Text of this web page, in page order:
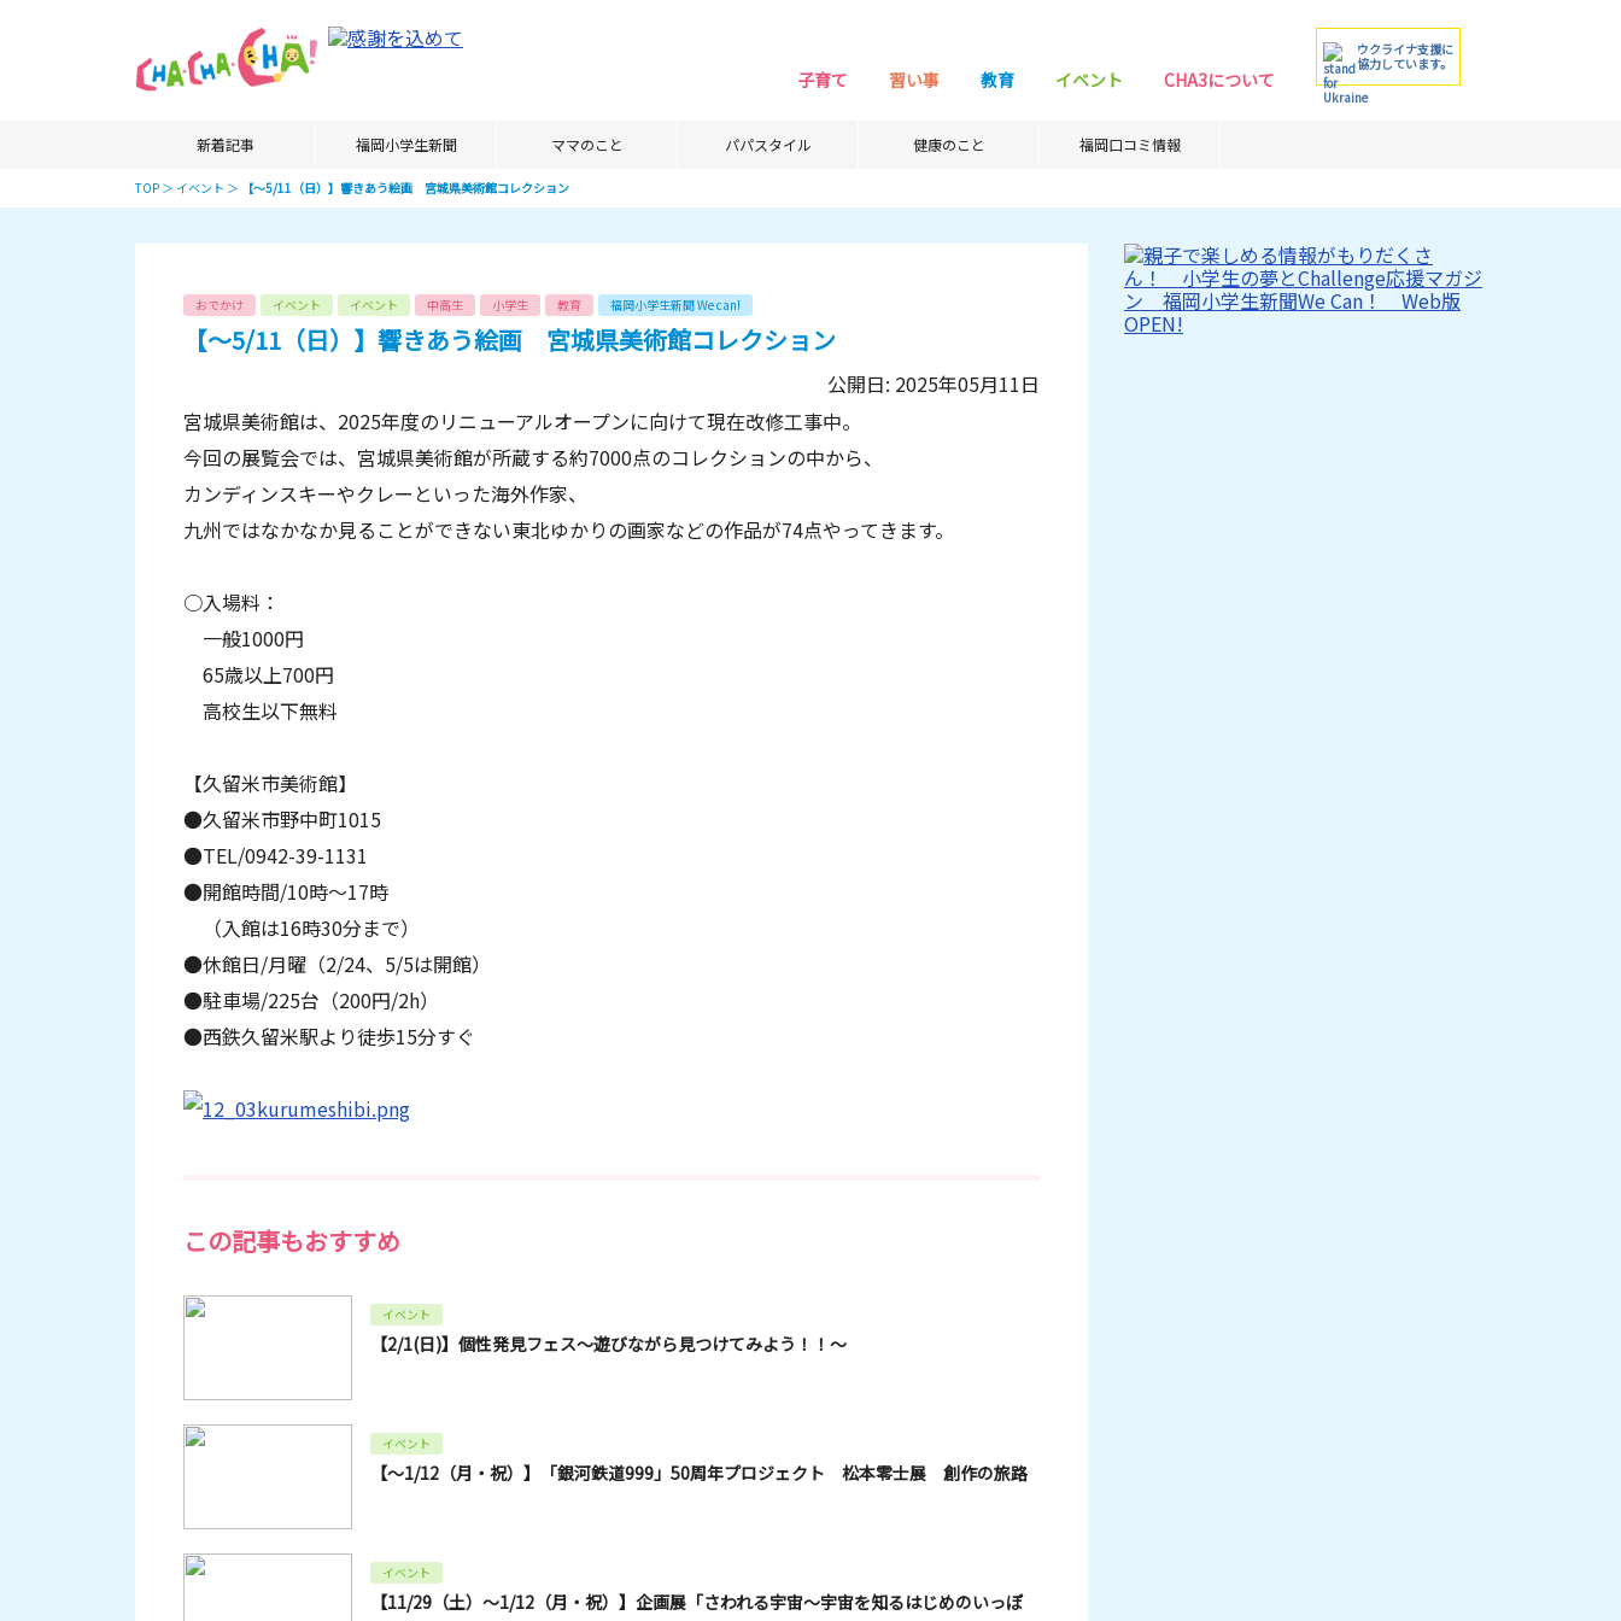
子育て 習い事 教育 イベント CHA3について
ウクライナ支援に
協力しています。
新着記事 福岡小学生新聞 ママのこと パパスタイル 健康のこと 福岡口コミ情報
TOP ＞ イベント ＞ 【〜5/11（日）】響きあう絵画 宮城県美術館コレクション
おでかけ イベント イベント 中高生 小学生 教育 福岡小学生新聞 We can!
【〜5/11（日）】響きあう絵画 宮城県美術館コレクション
公開日: 2025年05月11日
宮城県美術館は、2025年度のリニューアルオープンに向けて現在改修工事中。
今回の展覧会では、宮城県美術館が所蔵する約7000点のコレクションの中から、
カンディンスキーやクレーといった海外作家、
九州ではなかなか見ることができない東北ゆかりの画家などの作品が74点やってきます。
○入場料：
一般1000円
65歳以上700円
高校生以下無料
【久留米市美術館】
●久留米市野中町1015
●TEL/0942-39-1131
●開館時間/10時〜17時
（入館は16時30分まで）
●休館日/月曜（2/24、5/5は開館）
●駐車場/225台（200円/2h）
●西鉄久留米駅より徒歩15分すぐ
この記事もおすすめ
イベント
【2/1(日)】個性発見フェス～遊びながら見つけてみよう！！～
イベント
【～1/12（月・祝）】「銀河鉄道999」50周年プロジェクト 松本零士展 創作の旅路
イベント
【11/29（土）～1/12（月・祝）】企画展「さわれる宇宙～宇宙を知るはじめのいっぽ